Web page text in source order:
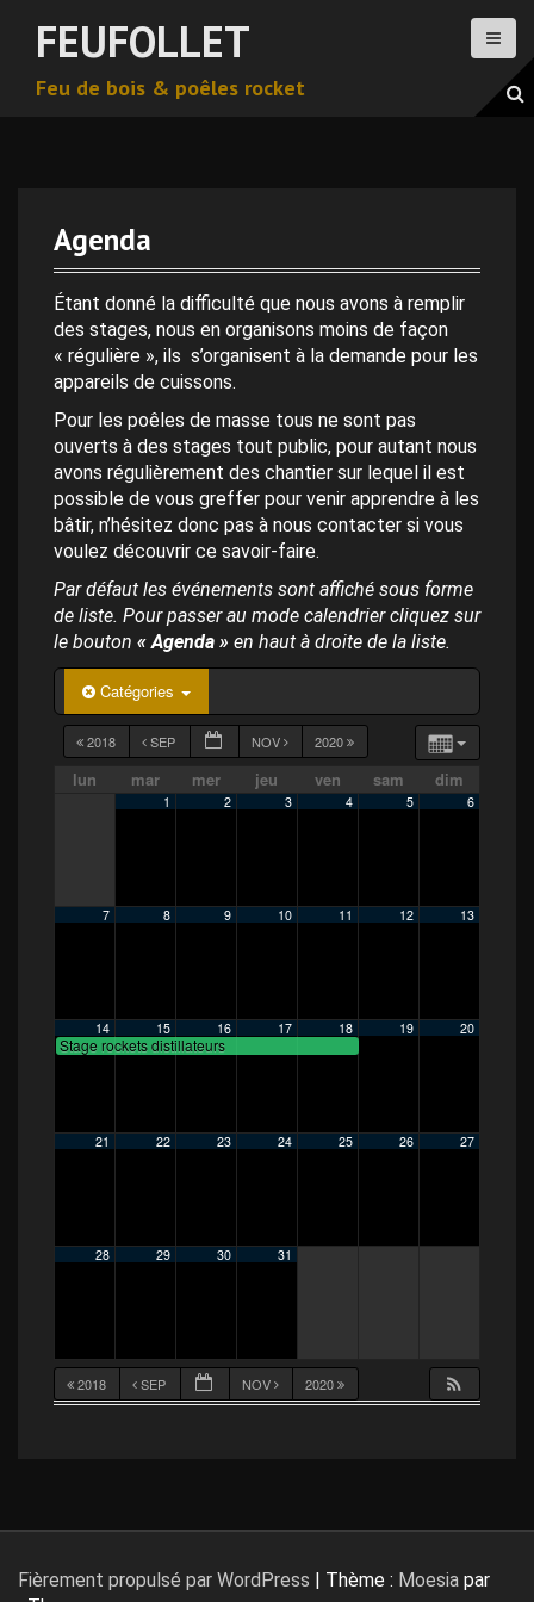
FEUFOLLET
Feu de bois & poêles rocket
Agenda
Étant donné la difficulté que nous avons à remplir
des stages, nous en organisons moins de façon
« régulière », ils s’organisent à la demande pour les
appareils de cuissons.
Pour les poêles de masse tous ne sont pas
ouverts à des stages tout public, pour autant nous
avons régulièrement des chantier sur lequel il est
possible de vous greffer pour venir apprendre à les
bâtir, n’hésitez donc pas à nous contacter si vous
voulez découvrir ce savoir-faire.
Par défaut les événements sont affiché sous forme
de liste. Pour passer au mode calendrier cliquez sur
le bouton « Agenda » en haut à droite de la liste.
Catégories
2018 SEP NOV 2020
lun mar mer jeu ven sam dim
1 2 3 4 5 6
7 8 9 10 11 12 13
14
Stage rockets distillateurs
15 16 17 18 19 20
21 22 23 24 25 26 27
28 29 30 31
2018 SEP NOV 2020
Fièrement propulsé par WordPress | Thème : Moesia par